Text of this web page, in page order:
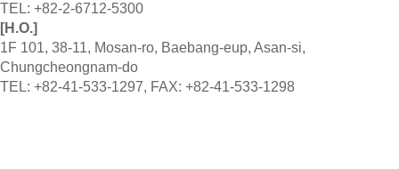
TEL: +82-2-6712-5300
[H.O.]
1F 101, 38-11, Mosan-ro, Baebang-eup, Asan-si,
Chungcheongnam-do
TEL: +82-41-533-1297, FAX: +82-41-533-1298